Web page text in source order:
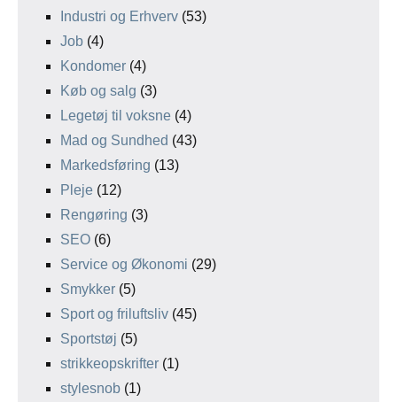
Industri og Erhverv (53)
Job (4)
Kondomer (4)
Køb og salg (3)
Legetøj til voksne (4)
Mad og Sundhed (43)
Markedsføring (13)
Pleje (12)
Rengøring (3)
SEO (6)
Service og Økonomi (29)
Smykker (5)
Sport og friluftsliv (45)
Sportstøj (5)
strikkeopskrifter (1)
stylesnob (1)